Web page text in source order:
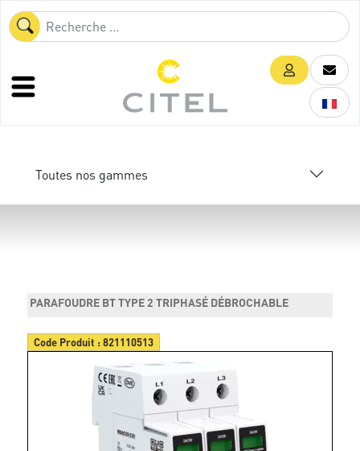
Toutes nos gammes
PARAFOUDRE BT TYPE 2 TRIPHASÉ DÉBROCHABLE
Code Produit :821110513